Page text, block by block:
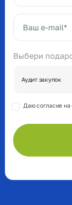
Выбери
Аудит закупок
Даю согласие на